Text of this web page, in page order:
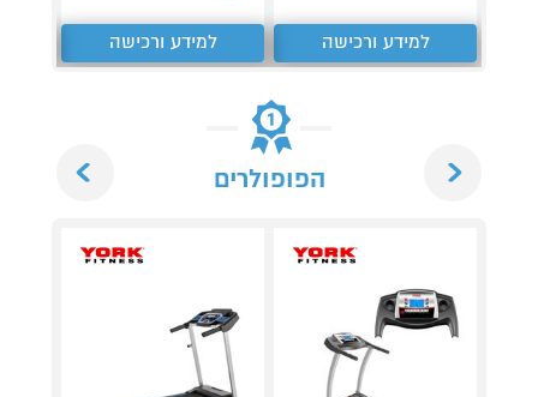
למידע ורכישה למידע ורכישה
הפופולרים